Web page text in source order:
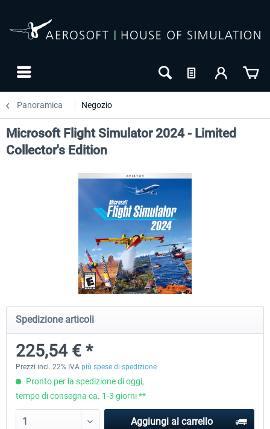
Panoramica Negozio
EmergencyDispatcherPro - 24h Free
0,00 € *
Microsoft Flight Simulator 2024 - Limited
Collector's Edition
Spedizione articoli
225,54 € *
Prezzi incl. 22% IVA più spese di spedizione
Pronto per la spedizione di oggi,
tempo di consegna ca. 1-3 giorni **
Aggiungi al carrello